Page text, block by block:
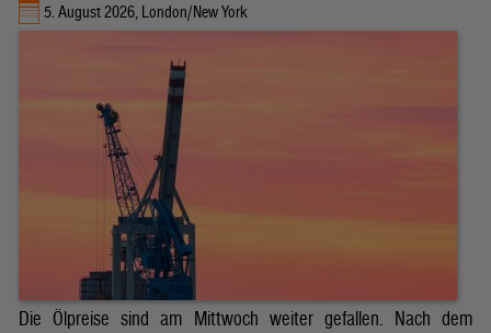
5. August 2026, London/New York
Die Ölpreise sind am Mittwoch weiter gefallen. Nach dem